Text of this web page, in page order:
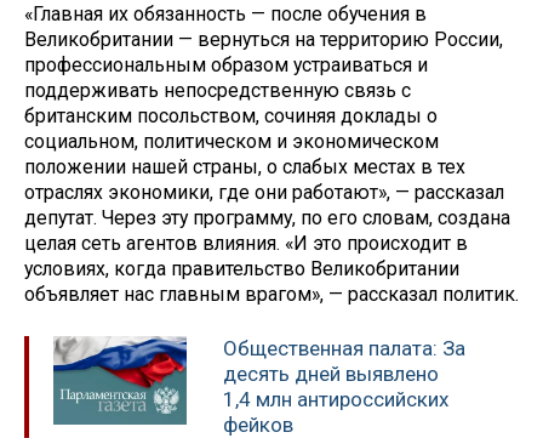
«Главная их обязанность — после обучения в
Великобритании — вернуться на территорию России,
профессиональным образом устраиваться и
поддерживать непосредственную связь с
британским посольством, сочиняя доклады о
социальном, политическом и экономическом
положении нашей страны, о слабых местах в тех
отраслях экономики, где они работают», — рассказал
депутат. Через эту программу, по его словам, создана
целая сеть агентов влияния. «И это происходит в
условиях, когда правительство Великобритании
объявляет нас главным врагом», — рассказал политик.
Общественная палата: За
десять дней выявлено
1,4 млн антироссийских
фейков